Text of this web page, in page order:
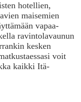
hotellien,
maisemien
vapaa-
ravintolavaunun
kesken
voit
kaikki Itä-